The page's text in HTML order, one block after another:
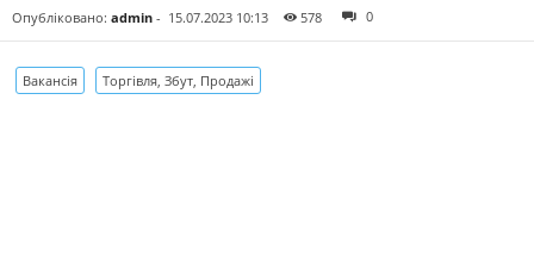
Опубліковано: admin - 15.07.2023 10:13 578 0
Вакансія Торгівля, Збут, Продажі